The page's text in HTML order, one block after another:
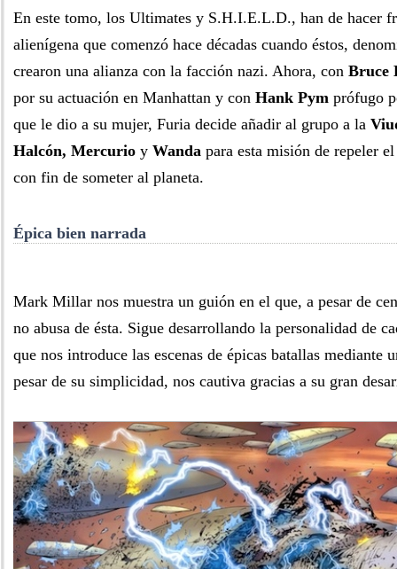
En este tomo, los Ultimates y S.H.I.E.L.D., han de hacer
alienígena que comenzó hace décadas cuando éstos,
crearon una alianza con la facción nazi. Ahora, con Bruce
por su actuación en Manhattan y con Hank Pym prófugo
que le dio a su mujer, Furia decide añadir al grupo a la
Halcón, Mercurio y Wanda para esta misión de repeler
con fin de someter al planeta.
Épica bien narrada
Mark Millar nos muestra un guión en el que, a pesar de
no abusa de ésta. Sigue desarrollando la personalidad de
que nos introduce las escenas de épicas batallas mediante
pesar de su simplicidad, nos cautiva gracias a su gran